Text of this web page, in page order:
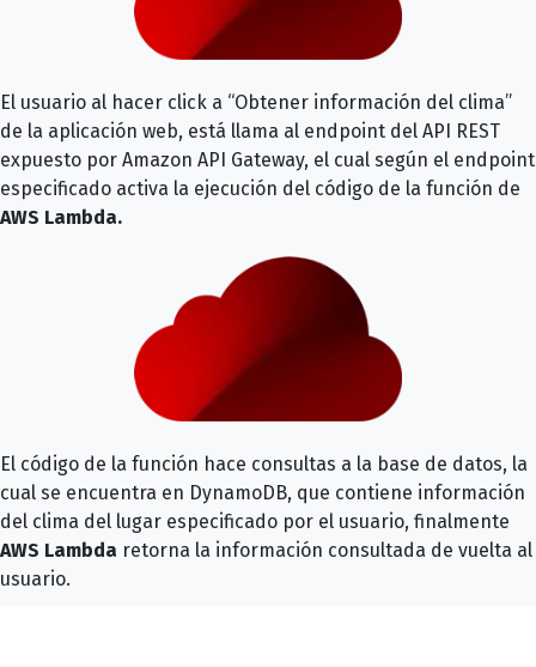
El usuario al hacer click a “Obtener información del clima”
de la aplicación web, está llama al endpoint del API REST
expuesto por Amazon API Gateway, el cual según el endpoint
especificado activa la ejecución del código de la función de
AWS Lambda.
El código de la función hace consultas a la base de datos, la
cual se encuentra en DynamoDB, que contiene información
del clima del lugar especificado por el usuario, finalmente
AWS Lambda retorna la información consultada de vuelta al
usuario.